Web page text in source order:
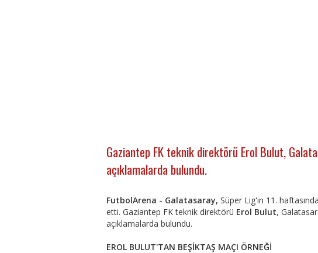
Gaziantep FK teknik direktörü Erol Bulut,
açıklamalarda bulundu.
FutbolArena - Galatasaray, Süper Lig'in 11. haftasında
etti. Gaziantep FK teknik direktörü Erol Bulut,
açıklamalarda bulundu.
EROL BULUT'TAN BEŞİKTAŞ MAÇI ÖRNEĞİ